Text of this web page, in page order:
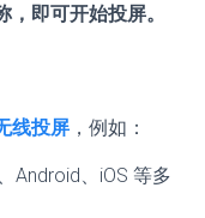
即可开始投屏。
线投屏 ，例如：
Android、iOS 等多